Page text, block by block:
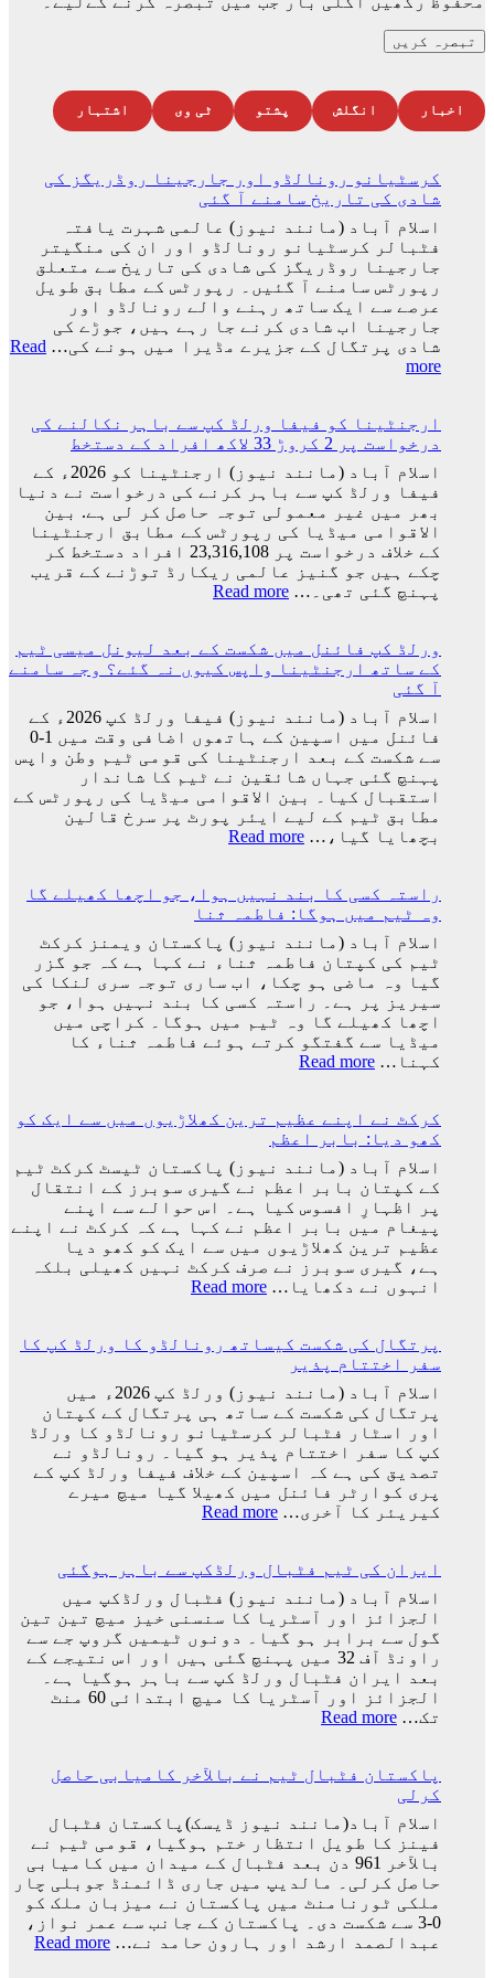
اخبار انگلش پشتو ٹی وی اشتہار
کرسٹیانو رونالڈو اور جارجینا روڈریگز کی
شادی کی تاریخ سامنے آ گئی
اسلام آباد (مانند نیوز) عالمی شہرت یافتہ
فٹبالر کرسٹیانو رونالڈو اور ان کی منگیتر
جارجینا روڈریگز کی شادی کی تاریخ سے متعلق
رپورٹس سامنے آ گئیں۔ رپورٹس کے مطابق طویل
عرصے سے ایک ساتھ رہنے والے رونالڈو اور
جارجینا اب شادی کرنے جا رہے ہیں، جوڑے کی
شادی پرتگال کے جزیرے مڈیرا میں ہونے کی… Read
more
:
اور
جارجینا
روڈریگز
کی
شادی
کی
تاریخ
سامنے
آ
گئی
ارجنٹینا کو فیفا ورلڈ کپ سے باہر نکالنے کی
درخواست پر 2 کروڑ 33 لاکھ افراد کے دستخط
اسلام آباد (مانند نیوز) ارجنٹینا کو 2026ء کے
فیفا ورلڈ کپ سے باہر کرنے کی درخواست نے دنیا
بھر میں غیر معمولی توجہ حاصل کر لی ہے. بین
الاقوامی میڈیا کی رپورٹس کے مطابق ارجنٹینا
کے خلاف درخواست پر 23,316,108 افراد دستخط کر
چکے ہیں جو گنیز عالمی ریکارڈ توڑنے کے قریب
پہنچ گئی تھی۔… Read more
:
فیفا
ورلڈ
باہر
نکالنے
کی
درخواست
پر
2
لاکھ
افراد
کے
دستخط
ورلڈ کپ فائنل میں شکست کے بعد لیونل میسی ٹیم
کے ساتھ ارجنٹینا واپس کیوں نہ گئے؟ وجہ سامنے
آ گئی
اسلام آباد (مانند نیوز) فیفا ورلڈ کپ 2026ء کے
فائنل میں اسپین کے ہاتھوں اضافی وقت میں 1-0
سے شکست کے بعد ارجنٹینا کی قومی ٹیم وطن واپس
پہنچ گئی جہاں شائقین نے ٹیم کا شاندار
استقبال کیا۔ بین الاقوامی میڈیا کی رپورٹس کے
مطابق ٹیم کے لیے ایئر پورٹ پر سرخ قالین
بچھایا گیا،… Read more
:
فائنل
میں
شکست
کے
بعد
لیونل
میسی
ٹیم
کے
واپس
کیوں
گئے؟
وجہ
سامنے
آ
گئی
راستہ کسی کا بند نہیں ہوا، جو اچھا کھیلے گا
وہ ٹیم میں ہوگا: فاطمہ ثنا
اسلام آباد (مانند نیوز) پاکستان ویمنز کرکٹ
ٹیم کی کپتان فاطمہ ثناء نے کہا ہے کہ جو گزر
گیا وہ ماضی ہو چکا، اب ساری توجہ سری لنکا کی
سیریز پر ہے۔ راستہ کسی کا بند نہیں ہوا، جو
اچھا کھیلے گا وہ ٹیم میں ہوگا۔ کراچی میں
میڈیا سے گفتگو کرتے ہوئے فاطمہ ثناء کا
کہنا… Read more
:
کا
بند
ہوا،
جو
اچھا
کھیلے
گا
وہ
ٹیم
ہوگا:
فاطمہ
ثنا
کرکٹ نے اپنے عظیم ترین کھلاڑیوں میں سے ایک کو
کھو دیا: بابر اعظم
اسلام آباد (مانند نیوز) پاکستان ٹیسٹ کرکٹ ٹیم
کے کپتان بابر اعظم نے گیری سوبرز کے انتقال
پر اظہارِ افسوس کیا ہے۔ اس حوالے سے اپنے
پیغام میں بابر اعظم نے کہا ہے کہ کرکٹ نے اپنے
عظیم ترین کھلاڑیوں میں سے ایک کو کھو دیا
ہے، گیری سوبرز نے صرف کرکٹ نہیں کھیلی بلکہ
انہوں نے دکھایا… Read more
:
اپنے
ترین
کھلاڑیوں
میں
سے
ایک
کو
کھو
پرتگال کی شکست کیساتھ رونالڈو کا ورلڈ کپ کا
سفر اختتام پذیر
اسلام آباد (مانند نیوز) ورلڈ کپ 2026ء میں
پرتگال کی شکست کے ساتھ ہی پرتگال کے کپتان
اور اسٹار فٹبالر کرسٹیانو رونالڈو کا ورلڈ
کپ کا سفر اختتام پذیر ہو گیا۔ رونالڈو نے
تصدیق کی ہے کہ اسپین کے خلاف فیفا ورلڈ کپ کے
پری کوارٹر فائنل میں کھیلا گیا میچ میرے
کیریئر کا آخری… Read more
:
شکست
کیساتھ
رونالڈو
کا
ورلڈ
کپ
کا
سفر
ایران کی ٹیم فٹبال ورلڈکپ سے باہر ہوگئی
اسلام آباد (مانند نیوز) فٹبال ورلڈکپ میں
الجزائز اور آسٹریا کا سنسنی خیز میچ تین تین
گول سے برابر ہو گیا۔ دونوں ٹیمیں گروپ جے سے
راونڈ آف 32 میں پہنچ گئی ہیں اور اس نتیجے کے
بعد ایران فٹبال ورلڈ کپ سے باہر ہوگیا ہے۔
الجزائز اور آسٹریا کا میچ ابتدائی 60 منٹ
تک… Read more
:
ٹیم
سے
باہر
ہوگئی
پاکستان فٹبال ٹیم نے بالآخر کامیابی حاصل
کرلی
اسلام آباد(مانند نیوز ڈیسک)پاکستان فٹبال
فینز کا طویل انتظار ختم ہوگیا، قومی ٹیم نے
بالآخر 961 دن بعد فٹبال کے میدان میں کامیابی
حاصل کرلی۔ مالدیپ میں جاری ڈائمنڈ جوبلی چار
ملکی ٹورنامنٹ میں پاکستان نے میزبان ملک کو
0-3 سے شکست دی۔ پاکستان کے جانب سے عمر نواز،
عبدالصمد ارشد اور ہارون حامد نے… Read more
: